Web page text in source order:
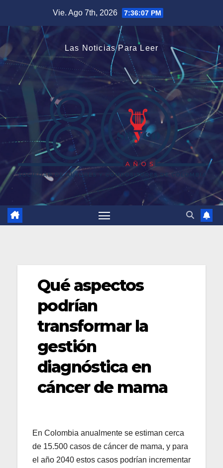
contenido
Vie. Ago 7th, 2026 7:36:08 PM
Las Noticias Para Leer
Qué aspectos
podrían
transformar la
gestión
diagnóstica en
cáncer de mama
En Colombia anualmente se estiman cerca
de 15.500 casos de cáncer de mama, y para
el año 2040 estos casos podrían incrementar